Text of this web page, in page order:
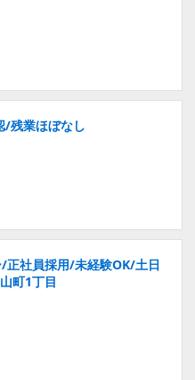
/残業ほぼなし
/正社員採用/未経験OK/土日
町1丁目